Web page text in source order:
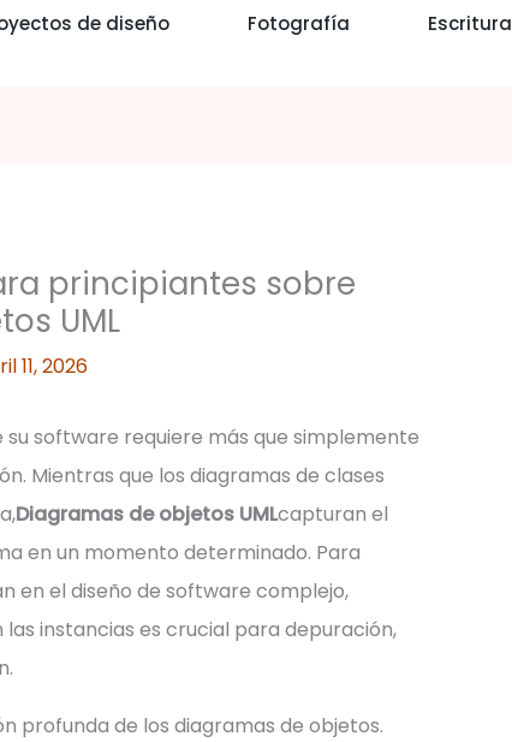
de diseño Fotografía Escritura
principiantes sobre
UML
11, 2026
software requiere más que simplemente
Mientras que los diagramas de clases
Diagramas de objetos UMLcapturan el
en un momento determinado. Para
en el diseño de software complejo,
instancias es crucial para depuración,
profunda de los diagramas de objetos.